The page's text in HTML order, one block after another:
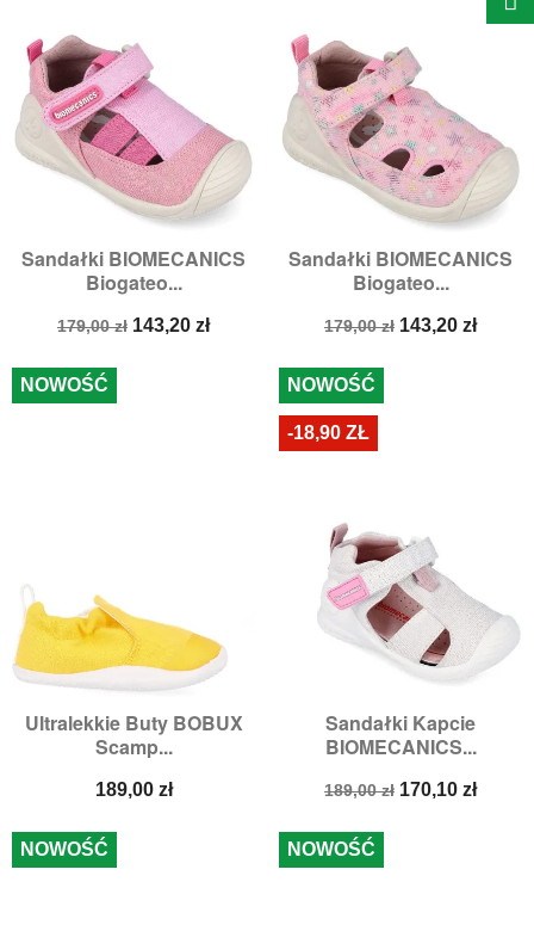
Sandałki BIOMECANICS
Biogateo...
Cena
179,00 zł Cena
143,20 zł
Sandałki BIOMECANICS
Biogateo...
Cena
179,00 zł Cena
143,20 zł
Ultralekkie Buty BOBUX
Scamp...
Cena
189,00 zł
NOWOŚĆ
Sandałki Kapcie
BIOMECANICS...
Cena
189,00 zł Cena
170,10 zł
NOWOŚĆ
-18,90 ZŁ
NOWOŚĆ NOWOŚĆ